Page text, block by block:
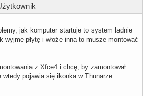
jak komputer startuje to system ładnie
wyjmę płytę i włożę inną to musze montować
z Xfce4 i chcę, by zamontował
wtedy pojawia się ikonka w Thunarze